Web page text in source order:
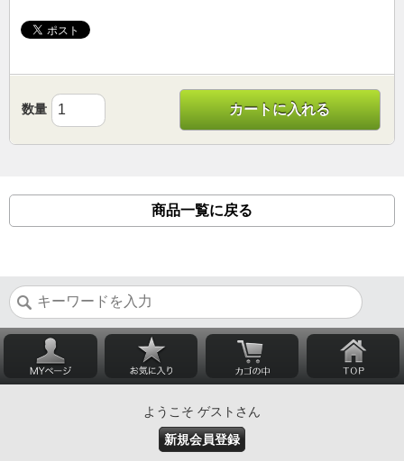
数量 カートに入れる
商品一覧に戻る
ようこそ ゲストさん
新規会員登録